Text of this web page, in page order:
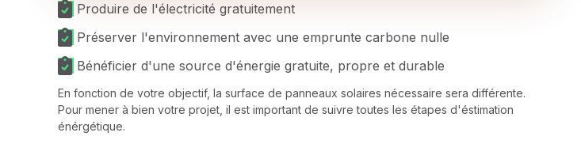
Produire de l'électricité gratuitement
Préserver l'environnement avec une emprunte carbone nulle
Bénéficier d'une source d'énergie gratuite, propre et durable
En fonction de votre objectif, la surface de panneaux solaires nécessaire sera différente.
Pour mener à bien votre projet, il est important de suivre toutes les étapes d'éstimation
énérgétique.